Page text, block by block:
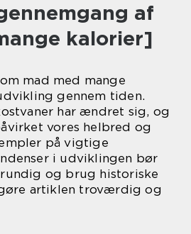
af
kalorier]
mad med mange
gennem tiden.
har ændret sig, og
vores helbred og
på vigtige
i udviklingen bør
og brug historiske
artiklen troværdig og